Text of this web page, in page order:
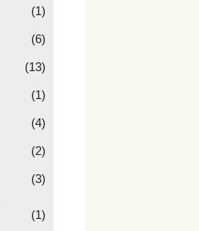
(1)
(6)
(13)
(1)
(4)
(2)
(3)
(1)